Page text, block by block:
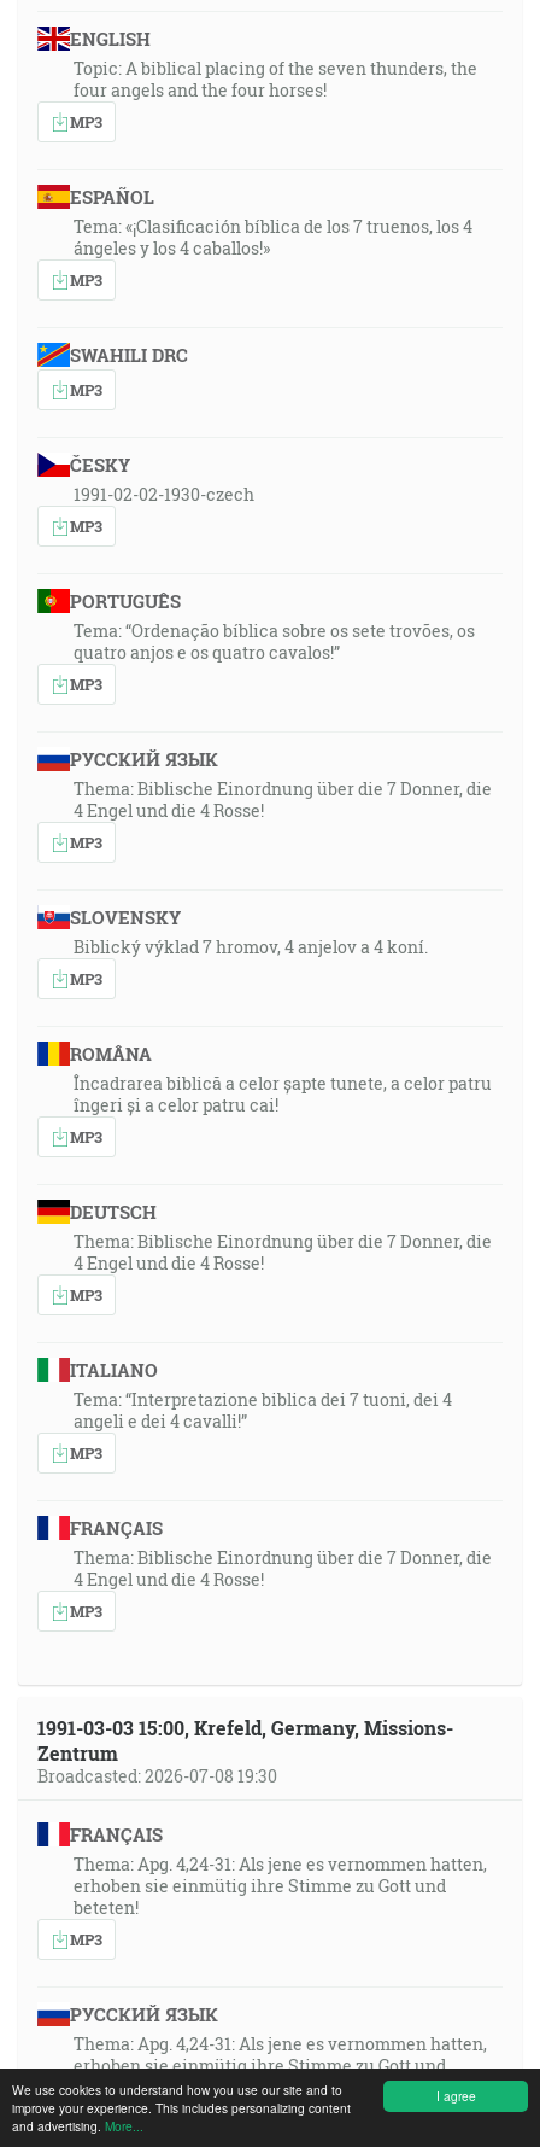
I agree
We use cookies to understand how you use our site and to
improve your experience. This includes personalizing content
and advertising. More...
ENGLISH
Topic: A biblical placing of the seven thunders, the
four angels and the four horses!
MP3
ESPAÑOL
Tema: «¡Clasificación bíblica de los 7 truenos, los 4
ángeles y los 4 caballos!»
MP3
SWAHILI DRC
MP3
ČESKY
1991-02-02-1930-czech
MP3
PORTUGUÊS
Tema: “Ordenação bíblica sobre os sete trovões, os
quatro anjos e os quatro cavalos!”
MP3
РУССКИЙ ЯЗЫК
Thema: Biblische Einordnung über die 7 Donner, die
4 Engel und die 4 Rosse!
MP3
SLOVENSKY
Biblický výklad 7 hromov, 4 anjelov a 4 koní.
MP3
ROMÂNA
Încadrarea biblică a celor șapte tunete, a celor patru
îngeri și a celor patru cai!
MP3
DEUTSCH
Thema: Biblische Einordnung über die 7 Donner, die
4 Engel und die 4 Rosse!
MP3
ITALIANO
Tema: “Interpretazione biblica dei 7 tuoni, dei 4
angeli e dei 4 cavalli!”
MP3
FRANÇAIS
Thema: Biblische Einordnung über die 7 Donner, die
4 Engel und die 4 Rosse!
MP3
1991-03-03 15:00, Krefeld, Germany, Missions-
Zentrum
Broadcasted: 2026-07-08 19:30
FRANÇAIS
Thema: Apg. 4,24-31: Als jene es vernommen hatten,
erhoben sie einmütig ihre Stimme zu Gott und
beteten!
MP3
РУССКИЙ ЯЗЫК
Thema: Apg. 4,24-31: Als jene es vernommen hatten,
erhoben sie einmütig ihre Stimme zu Gott und
beteten!
MP3